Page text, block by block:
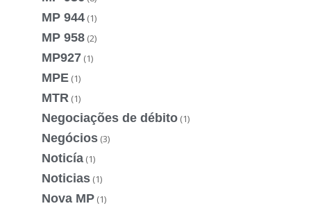
MP 944 (1)
MP 958 (2)
MP927 (1)
MPE (1)
MTR (1)
Negociações de débito (1)
Negócios (3)
Noticía (1)
Noticias (1)
Nova MP (1)